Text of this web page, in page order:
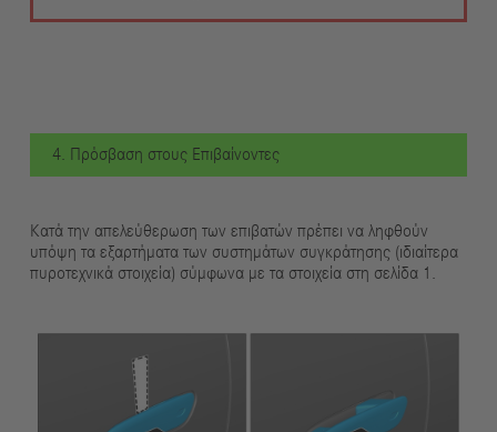
4. Πρόσβαση στους Επιβαίνοντες
Κατά την απελεύθερωση των επιβατών πρέπει να ληφθούν
υπόψη τα εξαρτήματα των συστημάτων συγκράτησης (ιδιαίτερα
πυροτεχνικά στοιχεία) σύμφωνα με τα στοιχεία στη σελίδα 1.